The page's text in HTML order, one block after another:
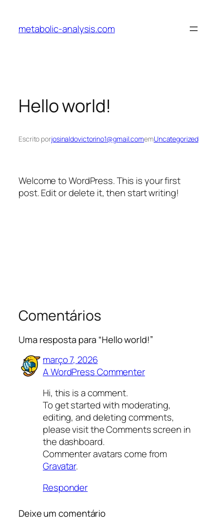
metabolic-analysis.com
Hello world!
Escrito porjosinaldovictorino1@gmail.comemUncategorized
Welcome to WordPress. This is your first
post. Edit or delete it, then start writing!
Comentários
Uma resposta para “Hello world!”
março 7, 2026
A WordPress Commenter
Hi, this is a comment.
To get started with moderating,
editing, and deleting comments,
please visit the Comments screen in
the dashboard.
Commenter avatars come from
Gravatar.
Responder
Deixe um comentário